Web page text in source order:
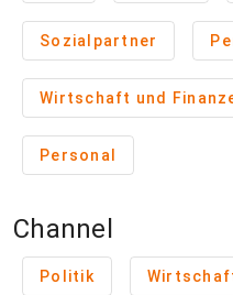
Sozialpartner
Wirtschaft und
Personal
Channel
Politik